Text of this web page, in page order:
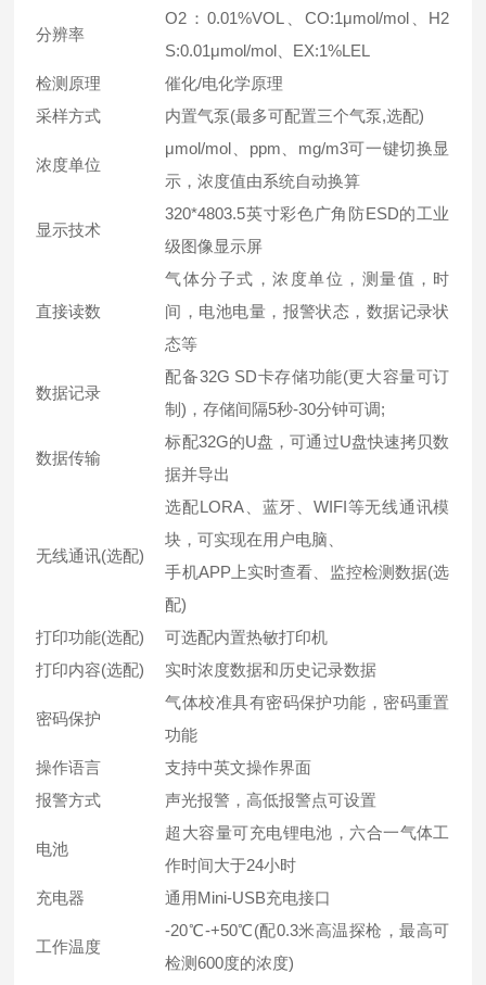
分辨率
O2：0.01%VOL、CO:1μmol/mol、H2
S:0.01μmol/mol、EX:1%LEL
检测原理
催化/电化学原理
采样方式
内置气泵(最多可配置三个气泵,选配)
浓度单位
μmol/mol、ppm、mg/m3可一键切换显
示，浓度值由系统自动换算
显示技术
320*4803.5英寸彩色广角防ESD的工业
级图像显示屏
直接读数
气体分子式，浓度单位，测量值，时
间，电池电量，报警状态，数据记录状
态等
数据记录
配备32G SD卡存储功能(更大容量可订
制)，存储间隔5秒-30分钟可调;
数据传输
标配32G的U盘，可通过U盘快速拷贝数
据并导出
无线通讯(选配)
选配LORA、蓝牙、WIFI等无线通讯模
块，可实现在用户电脑、
手机APP上实时查看、监控检测数据(选
配)
打印功能(选配)
可选配内置热敏打印机
打印内容(选配)
实时浓度数据和历史记录数据
密码保护
气体校准具有密码保护功能，密码重置
功能
操作语言
支持中英文操作界面
报警方式
声光报警，高低报警点可设置
电池
超大容量可充电锂电池，六合一气体工
作时间大于24小时
充电器
通用Mini-USB充电接口
工作温度
-20℃-+50℃(配0.3米高温探枪，最高可
检测600度的浓度)